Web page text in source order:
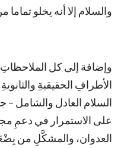
والسلام إلا أنه يخلو
وإضافة إلى كل
الأطرافِ الحقيقيةِ
السلام العادل والشامل –
على الاستمرار في دعمِ
العدوان، والمشكَّلِ من